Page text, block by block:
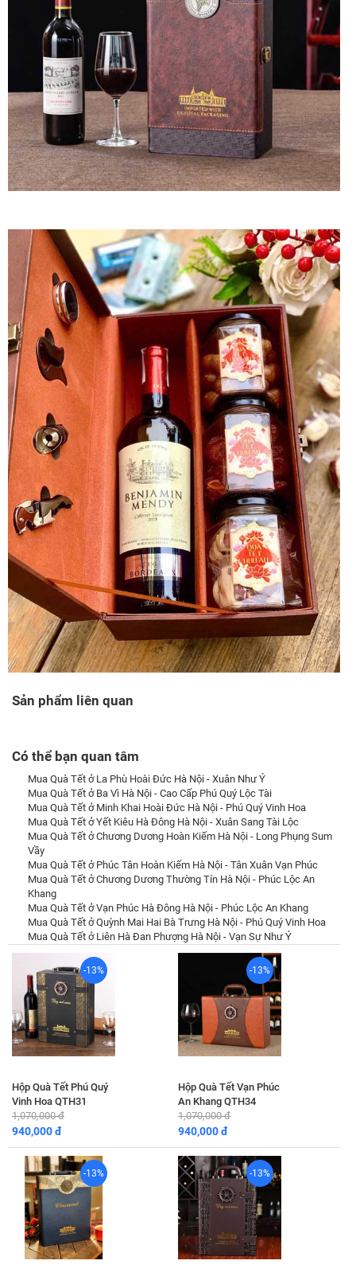
Sản phẩm liên quan
Có thể bạn quan tâm
Mua Quà Tết ở La Phù Hoài Đức Hà Nội - Xuân Như Ý
Mua Quà Tết ở Ba Vì Hà Nội - Cao Cấp Phú Quý Lộc Tài
Mua Quà Tết ở Minh Khai Hoài Đức Hà Nội - Phú Quý Vinh Hoa
Mua Quà Tết ở Yết Kiêu Hà Đông Hà Nội - Xuân Sang Tài Lộc
Mua Quà Tết ở Chương Dương Hoàn Kiếm Hà Nội - Long Phụng Sum
Vầy
Mua Quà Tết ở Phúc Tân Hoàn Kiếm Hà Nội - Tân Xuân Vạn Phúc
Mua Quà Tết ở Chương Dương Thường Tín Hà Nội - Phúc Lộc An
Khang
Mua Quà Tết ở Vạn Phúc Hà Đông Hà Nội - Phúc Lộc An Khang
Mua Quà Tết ở Quỳnh Mai Hai Bà Trưng Hà Nội - Phú Quý Vinh Hoa
Mua Quà Tết ở Liên Hà Đan Phượng Hà Nội - Vạn Sự Như Ý
-13%
Hộp Quà Tết Phú Quý
Vinh Hoa QTH31
1,070,000 đ
940,000 đ
-13%
Hộp Quà Tết Vạn Phúc
An Khang QTH34
1,070,000 đ
940,000 đ
-13% -13%